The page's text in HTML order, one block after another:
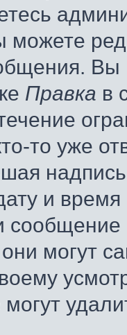
Вы
Правка в
то уже
и
могут
могут